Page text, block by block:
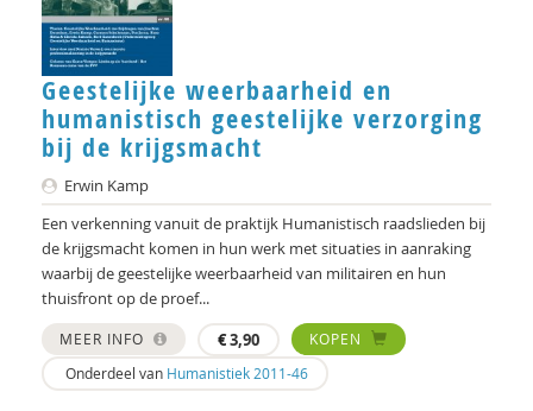
Gerrit Steunebrink
Fernando Suárez Müller
Babet te Winkel
Laurens ten Kate
Dr. Theo Niessen
Elise van Alphen
Hans van Dartel
Ben van den Brand
Margreet van der Cingel
Geestelijke weerbaarheid en
humanistisch geestelijke verzorging
bij de krijgsmacht
Erwin Kamp
Een verkenning vanuit de praktijk Humanistisch raadslieden bij
de krijgsmacht komen in hun werk met situaties in aanraking
waarbij de geestelijke weerbaarheid van militairen en hun
thuisfront op de proef...
MEER INFO €3,90
KOPEN
Onderdeel van Humanistiek 2011-46